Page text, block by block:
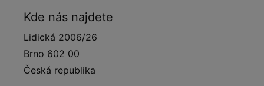
Kde nás najdete
Lidická 2006/26
Brno 602 00
Česká republika